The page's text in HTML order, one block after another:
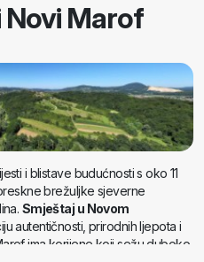
Novi Marof
i blistave budućnosti s oko 11
brežuljke sjeverne
Smještaj u Novom
autentičnosti, prirodnih ljepota i
ima korijene koji sežu duboko